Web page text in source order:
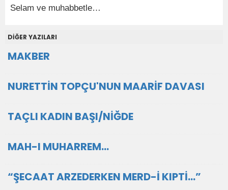
Selam ve muhabbetle…
DİĞER YAZILARI
MAKBER
NURETTİN TOPÇU'NUN MAARİF DAVASI
TAÇLI KADIN BAŞI/NİĞDE
MAH-I MUHARREM…
“ŞECAAT ARZEDERKEN MERD-İ KIPTİ…”